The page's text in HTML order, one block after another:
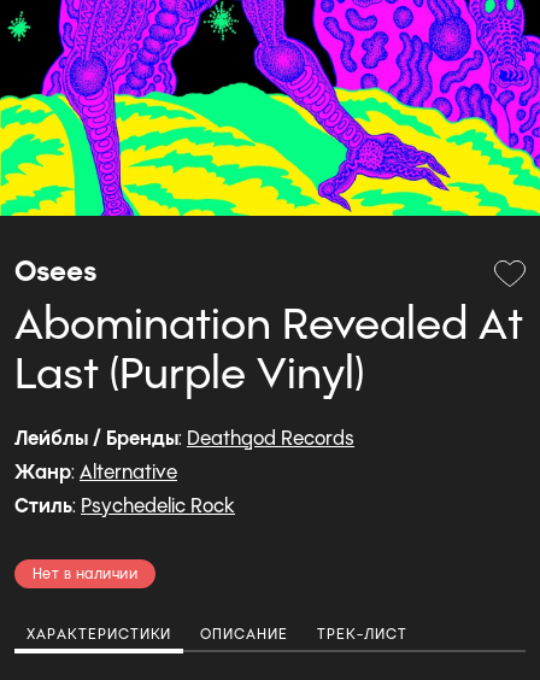
Osees
Abomination Revealed At
Last (Purple Vinyl)
Лейблы / Бренды: Deathgod Records
Жанр: Alternative
Стиль: Psychedelic Rock
Нет в наличии
ХАРАКТЕРИСТИКИ ОПИСАНИЕ ТРЕК-ЛИСТ